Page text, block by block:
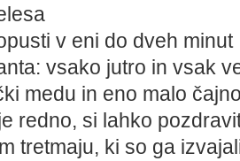
v eni do dveh minut
vsako jutro in vsak
medu in eno malo
redno, si lahko
tretmaju, ki so ga